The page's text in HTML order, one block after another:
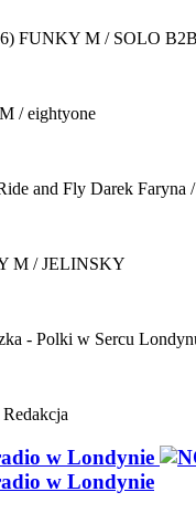
FUNKY M / SOLO
/ eightyone
and Fly Darek Faryna
M / JELINSKY
- Polki w Sercu
Redakcja